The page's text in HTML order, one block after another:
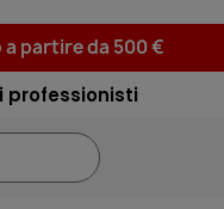
partire da 500 €
professionisti